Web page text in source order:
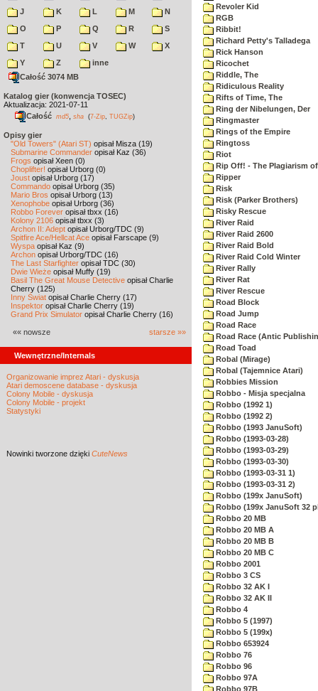
J
K L M
N
O
P Q R
S
T
U V W
X
Y
Z
inne
Całość 3074 MB
Katalog gier (konwencja TOSEC)
Aktualizacja: 2021-07-11
Całość md5 sha (7-Zip TUGZip)
Opisy gier
"Old Towers" (Atari ST) opisał Misza (19)
Submarine Commander opisał Kaz (36)
Frogs opisał Xeen (0)
Choplifter! opisał Urborg (0)
Joust opisał Urborg (17)
Commando opisał Urborg (35)
Mario Bros opisał Urborg (13)
Xenophobe opisał Urborg (36)
Robbo Forever opisał tbxx (16)
Kolony 2106 opisał tbxx (3)
Archon II: Adept opisał Urborg/TDC (9)
Spitfire Ace/Hellcat Ace opisał Farscape (9)
Wyspa opisał Kaz (9)
Archon opisał Urborg/TDC (16)
The Last Starfighter opisał TDC (30)
Dwie Wieże opisał Muffy (19)
Basil The Great Mouse Detective opisał Charlie
Cherry (125)
Inny Świat opisał Charlie Cherry (17)
Inspektor opisał Charlie Cherry (19)
Grand Prix Simulator opisał Charlie Cherry (16)
«« nowsze starsze »»
Wewnętrzne/Internals
Organizowanie imprez Atari - dyskusja
Atari demoscene database - dyskusja
Colony Mobile - dyskusja
Colony Mobile - projekt
Statystyki
Nowinki tworzone dzięki CuteNews
Revoler Kid
RGB
Ribbit!
Richard Petty's Talladega
Rick Hanson
Ricochet
Riddle, The
Ridiculous Reality
Rifts of Time, The
Ring der Nibelungen, Der
Ringmaster
Rings of the Empire
Ringtoss
Riot
Rip Off! - The Plagiarism of
Ripper
Risk
Risk (Parker Brothers)
Risky Rescue
River Raid
River Raid 2600
River Raid Bold
River Raid Cold Winter
River Rally
River Rat
River Rescue
Road Block
Road Jump
Road Race
Road Race (Antic
Road Toad
Robal (Mirage)
Robal (Tajemnice Atari)
Robbies Mission
Robbo - Misja specjalna
Robbo (1992 1)
Robbo (1992 2)
Robbo (1993 JanuSoft)
Robbo (1993-03-28)
Robbo (1993-03-29)
Robbo (1993-03-30)
Robbo (1993-03-31 1)
Robbo (1993-03-31 2)
Robbo (199x JanuSoft)
Robbo (199x JanuSoft 32
Robbo 20 MB
Robbo 20 MB A
Robbo 20 MB B
Robbo 20 MB C
Robbo 2001
Robbo 3 CS
Robbo 32 AK I
Robbo 32 AK II
Robbo 4
Robbo 5 (1997)
Robbo 5 (199x)
Robbo 653924
Robbo 76
Robbo 96
Robbo 97A
Robbo 97B